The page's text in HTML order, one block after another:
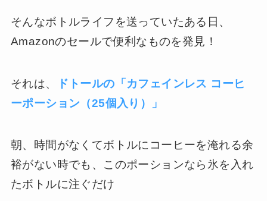
そんなボトルライフを送っていたある日、
Amazonのセールで便利なものを発見！
それは、
ドトールの「カフェインレス コーヒ
ーポーション（25個入り）」
朝、時間がなくてボトルにコーヒーを淹れる余
裕がない時でも、このポーションなら氷を入れ
たボトルに注ぐだけ